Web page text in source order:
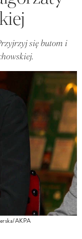
się butom i
AKPA